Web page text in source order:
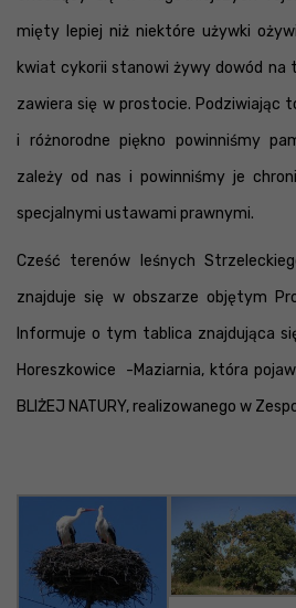
mięty lepiej niż niektóre używki
kwiat cykorii stanowi żywy dowód na
zawiera się w prostocie. Podziwiając
i różnorodne piękno powinniśmy
zależy od nas i powinniśmy je
specjalnymi ustawami prawnymi.
Cześć terenów leśnych
znajduje się w obszarze objętym
Informuje o tym tablica znajdująca
Horeszkowice -Maziarnia, która
BLIŻEJ NATURY, realizowanego w